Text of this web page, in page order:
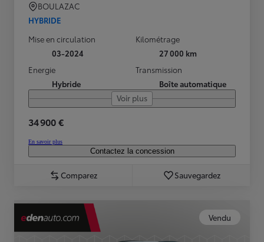
BOULAZAC
HYBRIDE
Mise en circulation
03-2024
Kilométrage
27 000 km
Energie
Hybride
Transmission
Boîte automatique
Voir plus
34 900 €
En savoir plus
Contactez la concession
Comparez Sauvegardez
Vendu